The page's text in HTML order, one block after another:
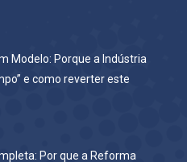
new
in
new
in
Modelo: Porque a Indústria
e como reverter este
Por que a Reforma